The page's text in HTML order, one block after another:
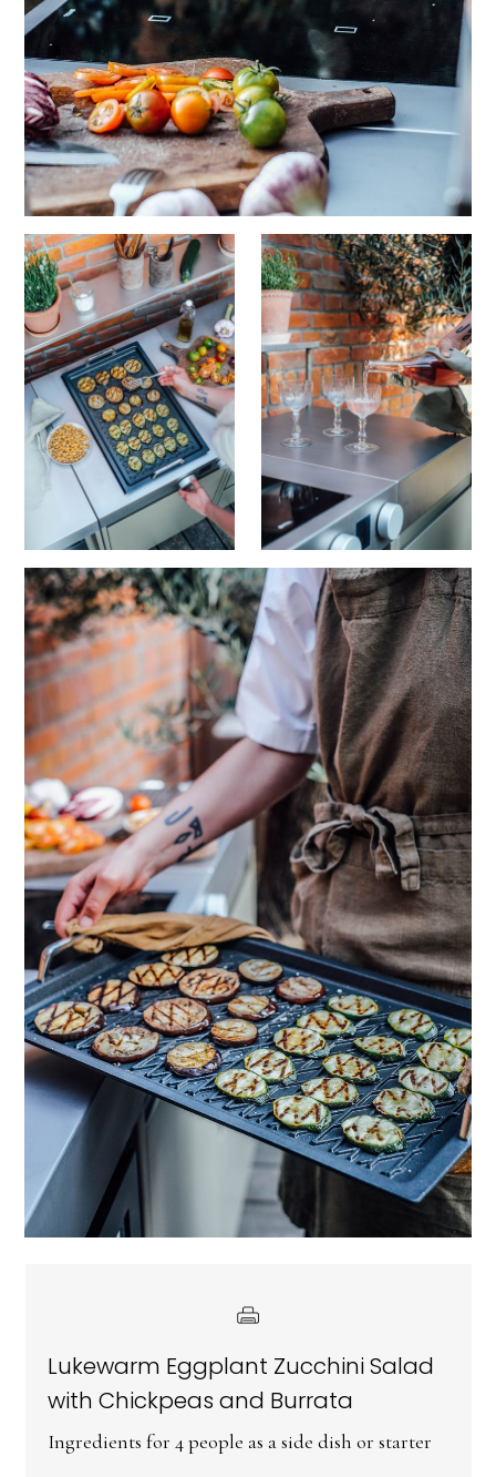
Lukewarm Eggplant Zucchini Salad
with Chickpeas and Burrata
Ingredients for 4 people as a side dish or starter